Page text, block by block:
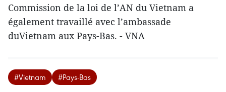
Commission de la loi de l’AN du Vietnam a
également travaillé avec l’ambassade
duVietnam aux Pays-Bas. - VNA
#Vietnam #Pays-Bas